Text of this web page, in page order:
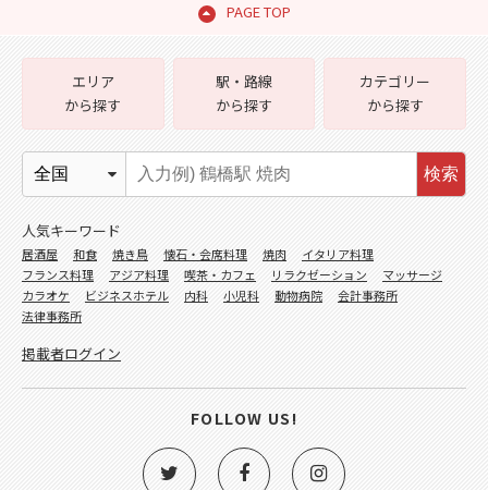
PAGE TOP
エリア
から探す
駅・路線
から探す
カテゴリー
から探す
検索
人気キーワード
居酒屋 和食 焼き鳥 懐石・会席料理 焼肉
イタリア料理
フランス料理
アジア料理 喫茶・カフェ リラクゼーション
マッサージ
カラオケ
ビジネスホテル 内科 小児科 動物病院
会計事務所
法律事務所
掲載者ログイン
FOLLOW US!